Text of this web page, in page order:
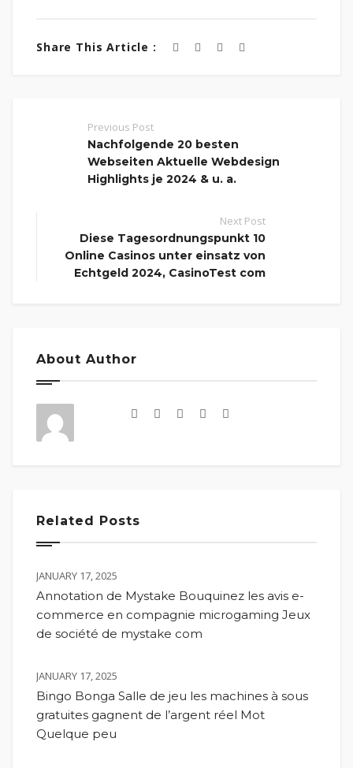
Share This Article :
Previous Post
Nachfolgende 20 besten
Webseiten Aktuelle Webdesign
Highlights je 2024 & u. a.
Next Post
Diese Tagesordnungspunkt 10
Online Casinos unter einsatz von
Echtgeld 2024, CasinoTest com
About Author
Related Posts
JANUARY 17, 2025
Annotation de Mystake Bouquinez les avis e-
commerce en compagnie microgaming Jeux
de société de mystake com
JANUARY 17, 2025
Bingo Bonga Salle de jeu les machines à sous
gratuites gagnent de l’argent réel Mot
Quelque peu